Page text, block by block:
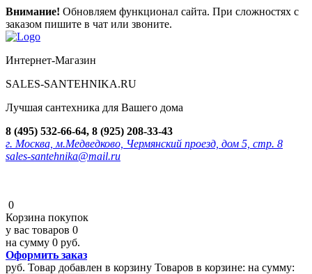
Внимание! Обновляем функционал сайта. При сложностях с
заказом пишите в чат или звоните.
Интернет-Магазин
SALES-SANTEHNIKA.RU
Лучшая сантехника для Вашего дома
8 (495) 532-66-64, 8 (925) 208-33-43
г. Москва, м.Медведково, Чермянский проезд, дом 5, стр. 8
sales-santehnika@mail.ru
0
Корзина покупок
у вас товаров 0
на сумму 0 руб.
Оформить заказ
руб. Товар добавлен в корзину Товаров в корзине: на сумму: